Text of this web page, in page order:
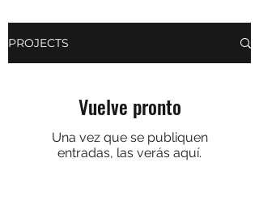
PROJECTS
Vuelve pronto
Una vez que se publiquen
entradas, las verás aquí.